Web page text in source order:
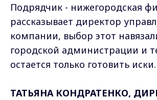
Подрядчик - нижегородская
рассказывает директор
компании, выбор этот
городской администрации и
остается только готовить иски.
ТАТЬЯНА КОНДРАТЕНКО,